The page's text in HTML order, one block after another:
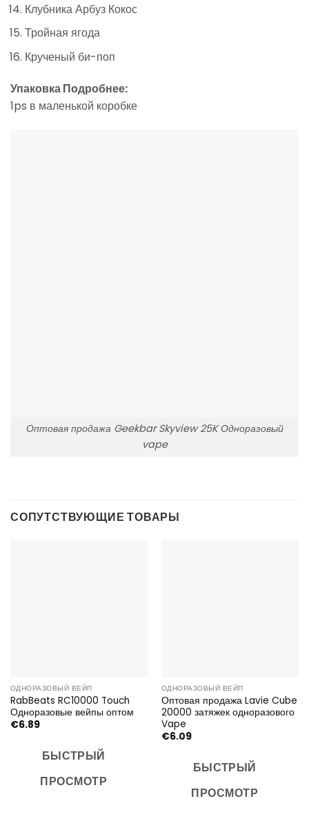
Клубника Арбуз Кокос
Тройная ягода
Крученый би-поп
Упаковка Подробнее:
1ps в маленькой коробке
Оптовая продажа Geekbar Skyview 25K Одноразовый
vape
СОПУТСТВУЮЩИЕ ТОВАРЫ
ОДНОРАЗОВЫЙ ВЕЙП
RabBeats RC10000 Touch
Одноразовые вейпы оптом
€6.89
БЫСТРЫЙ
ПРОСМОТР
ОДНОРАЗОВЫЙ ВЕЙП
Оптовая продажа Lavie Cube
20000 затяжек одноразового
Vape
€6.09
БЫСТРЫЙ
ПРОСМОТР